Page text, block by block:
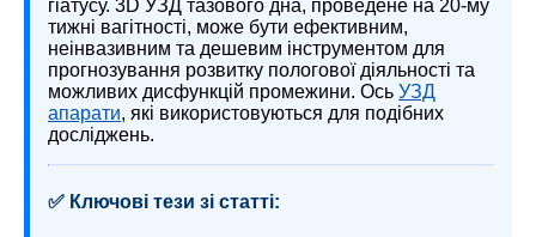
гіатусу. 3D УЗД тазового дна, проведене на 20-му
тижні вагітності, може бути ефективним,
неінвазивним та дешевим інструментом для
прогнозування розвитку пологової діяльності та
можливих дисфункцій промежини. Ось УЗД
апарати, які використовуються для подібних
досліджень.
✅ Ключові тези зі статті: